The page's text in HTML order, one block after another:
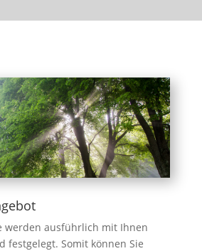
werden ausführlich mit Ihnen
festgelegt. Somit können Sie